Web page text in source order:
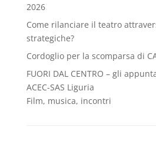
2026
Come rilanciare il teatro
strategiche?
Cordoglio per la scomparsa di
FUORI DAL CENTRO – gli
ACEC-SAS Liguria
Film, musica, incontri